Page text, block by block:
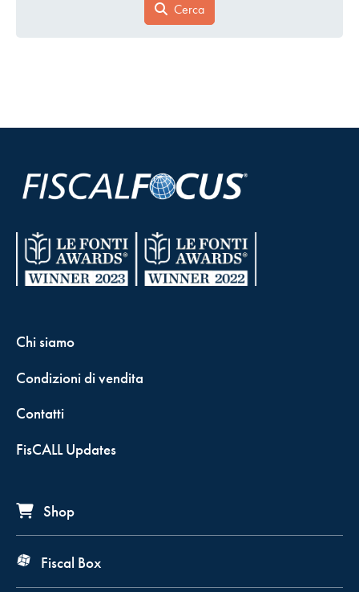
Cerca
Chi siamo
Condizioni di vendita
Contatti
FisCALL Updates
Shop
Fiscal Box